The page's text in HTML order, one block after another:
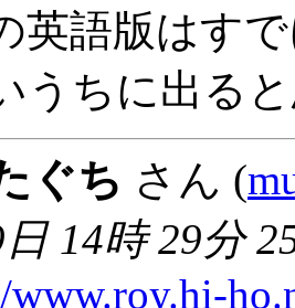
英語版はす
うちに出る
ぐち さん (
14時 29分